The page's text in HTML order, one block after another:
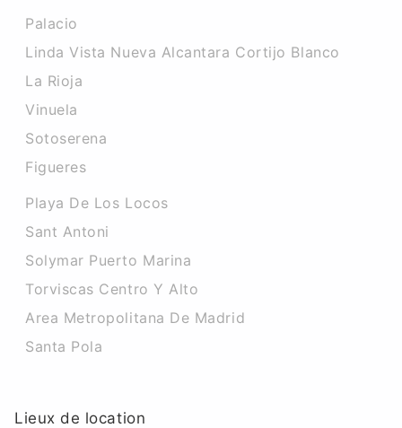
Palacio
Linda Vista Nueva Alcantara Cortijo Blanco
La Rioja
Vinuela
Sotoserena
Figueres
Playa De Los Locos
Sant Antoni
Solymar Puerto Marina
Torviscas Centro Y Alto
Area Metropolitana De Madrid
Santa Pola
Lieux de location